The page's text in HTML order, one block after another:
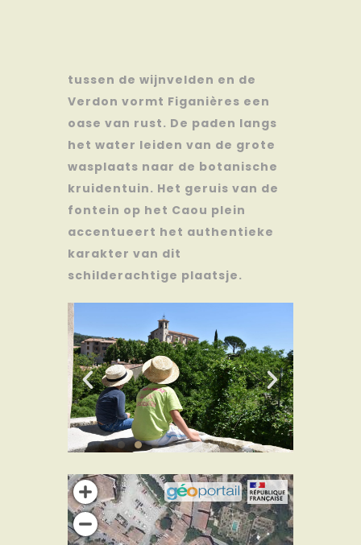
tussen de wijnvelden en de
Verdon vormt Figanières een
oase van rust. De paden langs
het water leiden van de grote
wasplaats naar de botanische
kruidentuin. Het geruis van de
fontein op het Caou plein
accentueert het authentieke
karakter van dit
schilderachtige plaatsje.